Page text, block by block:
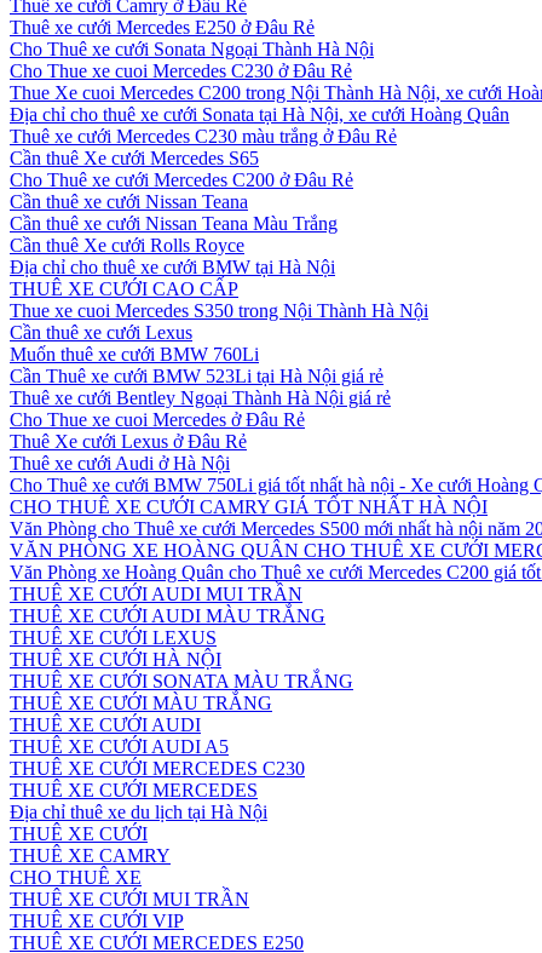
Thuê xe cưới Camry ở Đâu Rẻ
Thuê xe cưới Mercedes E250 ở Đâu Rẻ
Cho Thuê xe cưới Sonata Ngoại Thành Hà Nội
Cho Thue xe cuoi Mercedes C230 ở Đâu Rẻ
Thue Xe cuoi Mercedes C200 trong Nội Thành Hà Nội, xe cưới
Địa chỉ cho thuê xe cưới Sonata tại Hà Nội, xe cưới Hoàng Quân
Thuê xe cưới Mercedes C230 màu trắng ở Đâu Rẻ
Cần thuê Xe cưới Mercedes S65
Cho Thuê xe cưới Mercedes C200 ở Đâu Rẻ
Cần thuê xe cưới Nissan Teana
Cần thuê xe cưới Nissan Teana Màu Trắng
Cần thuê Xe cưới Rolls Royce
Địa chỉ cho thuê xe cưới BMW tại Hà Nội
THUÊ XE CƯỚI CAO CẤP
Thue xe cuoi Mercedes S350 trong Nội Thành Hà Nội
Cần thuê xe cưới Lexus
Muốn thuê xe cưới BMW 760Li
Cần Thuê xe cưới BMW 523Li tại Hà Nội giá rẻ
Thuê xe cưới Bentley Ngoại Thành Hà Nội giá rẻ
Cho Thue xe cuoi Mercedes ở Đâu Rẻ
Thuê Xe cưới Lexus ở Đâu Rẻ
Thuê xe cưới Audi ở Hà Nội
Cho Thuê xe cưới BMW 750Li giá tốt nhất hà nội - Xe cưới Hoàng
CHO THUÊ XE CƯỚI CAMRY GIÁ TỐT NHẤT HÀ NỘI
Văn Phòng cho Thuê xe cưới Mercedes S500 mới nhất hà nội năm
VĂN PHÒNG XE HOÀNG QUÂN CHO THUÊ XE CƯỚI
Văn Phòng xe Hoàng Quân cho Thuê xe cưới Mercedes C200 giá
THUÊ XE CƯỚI AUDI MUI TRẦN
THUÊ XE CƯỚI AUDI MÀU TRẮNG
THUÊ XE CƯỚI LEXUS
THUÊ XE CƯỚI HÀ NỘI
THUÊ XE CƯỚI SONATA MÀU TRẮNG
THUÊ XE CƯỚI MÀU TRẮNG
THUÊ XE CƯỚI AUDI
THUÊ XE CƯỚI AUDI A5
THUÊ XE CƯỚI MERCEDES C230
THUÊ XE CƯỚI MERCEDES
Địa chỉ thuê xe du lịch tại Hà Nội
THUÊ XE CƯỚI
THUÊ XE CAMRY
CHO THUÊ XE
THUÊ XE CƯỚI MUI TRẦN
THUÊ XE CƯỚI VIP
THUÊ XE CƯỚI MERCEDES E250